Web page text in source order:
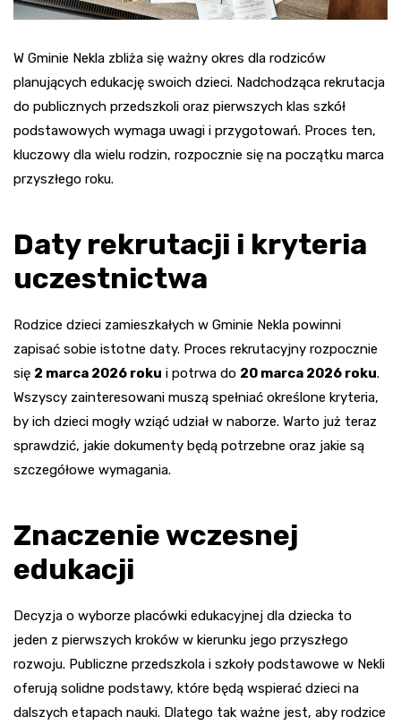
W Gminie Nekla zbliża się ważny okres dla rodziców
planujących edukację swoich dzieci. Nadchodząca rekrutacja
do publicznych przedszkoli oraz pierwszych klas szkół
podstawowych wymaga uwagi i przygotowań. Proces ten,
kluczowy dla wielu rodzin, rozpocznie się na początku marca
przyszłego roku.
Daty rekrutacji i kryteria
uczestnictwa
Rodzice dzieci zamieszkałych w Gminie Nekla powinni
zapisać sobie istotne daty. Proces rekrutacyjny rozpocznie
się 2 marca 2026 roku i potrwa do 20 marca 2026 roku.
Wszyscy zainteresowani muszą spełniać określone kryteria,
by ich dzieci mogły wziąć udział w naborze. Warto już teraz
sprawdzić, jakie dokumenty będą potrzebne oraz jakie są
szczegółowe wymagania.
Znaczenie wczesnej
edukacji
Decyzja o wyborze placówki edukacyjnej dla dziecka to
jeden z pierwszych kroków w kierunku jego przyszłego
rozwoju. Publiczne przedszkola i szkoły podstawowe w Nekli
oferują solidne podstawy, które będą wspierać dzieci na
dalszych etapach nauki. Dlatego tak ważne jest, aby rodzice